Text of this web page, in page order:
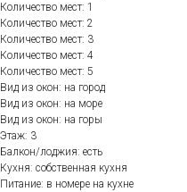
Количество мест: 1
Количество мест: 2
Количество мест: 3
Количество мест: 4
Количество мест: 5
Вид из окон: на город
Вид из окон: на море
Вид из окон: на горы
Этаж: 3
Балкон/лоджия: есть
Кухня: собственная кухня
Питание: в номере на кухне